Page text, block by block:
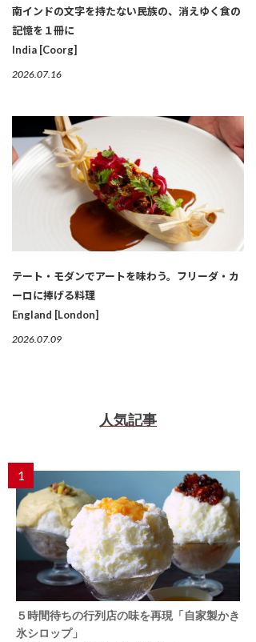
南インドの文字を持たない民族の、消えゆく食の
記憶を１冊に
India [Coorg]
2026.07.16
テート・モダンでアートを味わう。フリーダ・カ
ーロに捧げる料理
England [London]
2026.07.09
人気記事
1
５時間待ちの行列店の味を再現「自家製かき
氷シロップ」